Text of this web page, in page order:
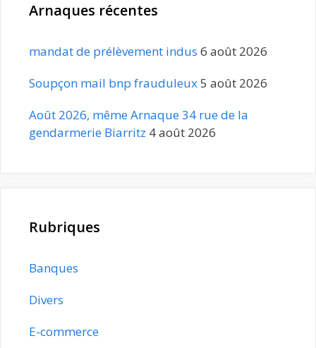
Arnaques récentes
mandat de prélèvement indus 6 août 2026
Soupçon mail bnp frauduleux5 août 2026
Août 2026, même Arnaque 34 rue de la
gendarmerie Biarritz 4 août 2026
Rubriques
Banques
Divers
E-commerce